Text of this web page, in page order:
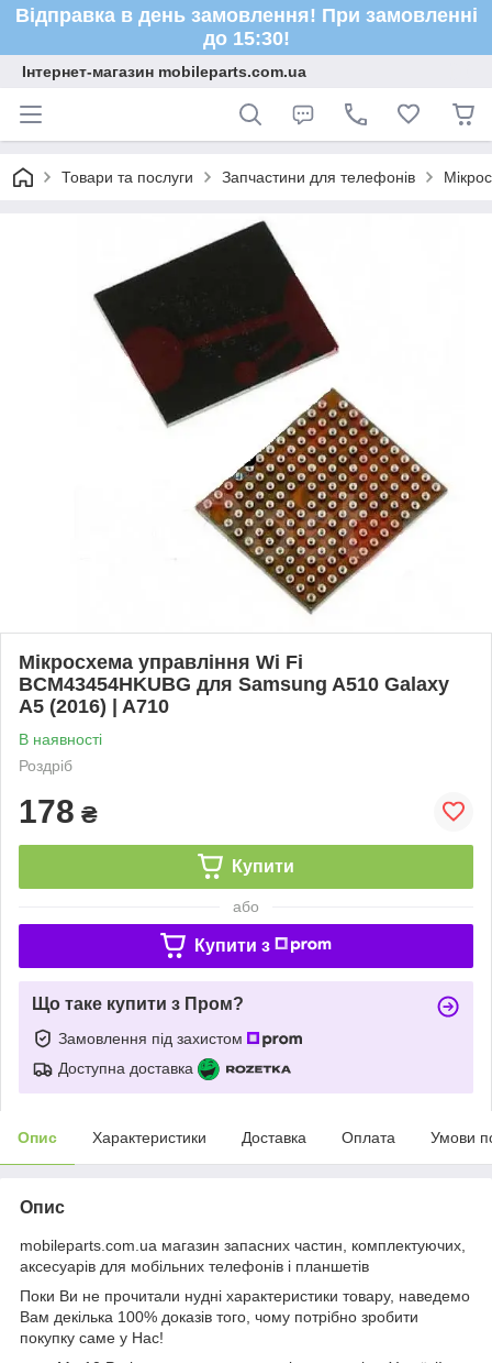
Відправка в день замовлення! При замовленні
до 15:30!
Інтернет-магазин mobileparts.com.ua
Товари та послуги Запчастини для телефонів
Мікросхема управління Wi Fi
BCM43454HKUBG для Samsung A510 Galaxy
A5 (2016) | A710
В наявності
Роздріб
178 ₴
Купити
або
Купити з
Що таке купити з Пром?
Замовлення під захистом
Доступна доставка
Опис Характеристики Доставка Оплата Умови
Опис
mobileparts.com.ua магазин запасних частин, комплектуючих,
аксесуарів для мобільних телефонів і планшетів
Поки Ви не прочитали нудні характеристики товару, наведемо
Вам декілька 100% доказів того, чому потрібно зробити
покупку саме у Нас!